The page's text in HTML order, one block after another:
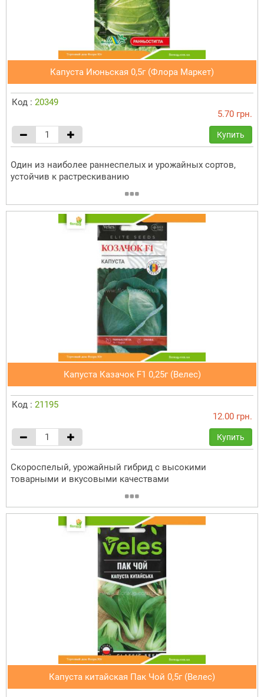
Капуста Июньская 0,5г (Флора Маркет)
Код : 20349
5.70 грн.
Купить
Один из наиболее раннеспелых и урожайных сортов,
устойчив к растрескиванию
Капуста Казачок F1 0,25г (Велес)
Код : 21195
12.00 грн.
Купить
Скороспелый, урожайный гибрид с высокими
товарными и вкусовыми качествами
Капуста китайская Пак Чой 0,5г (Велес)